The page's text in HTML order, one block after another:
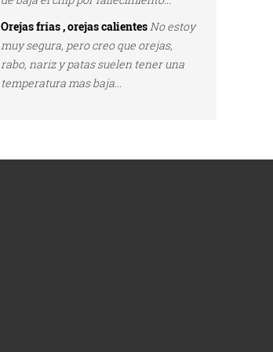
Orejas frías , orejas calientesNo estoy
muy segura, pero creo que orejas,
rabo, nariz y patas suelen tener una
temperatura mas baja...